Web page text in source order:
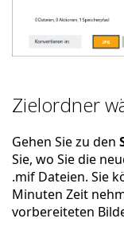
Zielordner
Gehen Sie zu den
Sie, wo Sie die
.mif Dateien. Sie
Minuten Zeit
vorbereiteten